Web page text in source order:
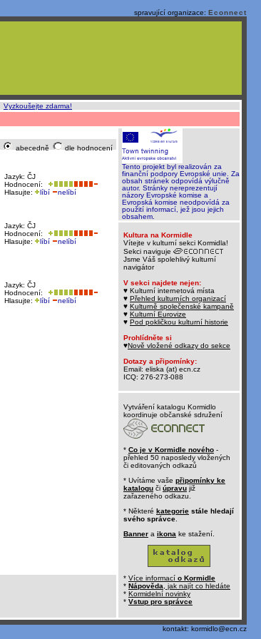
spravující organizace: Econnect
Vyzkoušejte zdarma!
abecedně dle hodnocení
Jazyk: ČJ
Hodnocení:
Hlasujte:
líbí nelíbí
Jazyk: ČJ
Hodnocení:
Hlasujte:
líbí nelíbí
Jazyk: ČJ
Hodnocení:
Hlasujte:
líbí nelíbí
Tento projekt byl realizován za
finanční podpory Evropské unie. Za
obsah stránek odpovídá výlučně
autor. Stránky nereprezentují
názory Evropské komise a
Evropská komise neodpovídá za
použití informací, jež jsou jejich
obsahem.
Kultura na Kormidle
Vítejte v kulturní sekci Kormidla!
Sekci naviguje
Jsme Váš spolehlivý kulturní
navigátor
V sekci najdete nejen:
♥ Kulturní internetová místa
♥ Přehled kulturních organizací
♥ Kulturně společenské kampaně
♥ Kulturní Eurovize
♥ Pod pokličkou kulturní historie
Prohlídněte si
♥Nově vložené odkazy do sekce
Dotazy a připomínky:
Email: eliska (at) ecn.cz
ICQ: 276-273-088
Vytváření katalogu Kormidlo
koordinuje občanské sdružení
* Co je v Kormidle nového -
přehled 50 naposledy vložených
či editovaných odkazů
* Uvítáme vaše připomínky ke
katalogu či úpravu již
zařazeného odkazu.
* Některé kategorie stále hledají
svého správce
Banner a ikona ke stažení.
* Více informací o Kormidle
* Nápověda , jak najít co hledáte
* Kormidelní novinky
* Vstup pro správce
kontakt: kormidlo@ecn.cz